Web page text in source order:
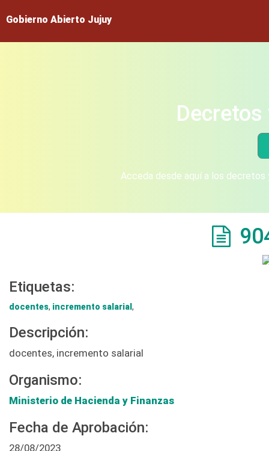
Gobierno Abierto Jujuy
Acceda desde aquí a los
Etiquetas:
docentes, incremento salarial ,
Descripción:
docentes, incremento salarial
Organismo:
Ministerio de Hacienda y Finanzas
Fecha de Aprobación:
28/08/2023